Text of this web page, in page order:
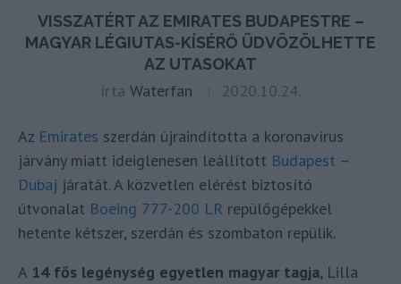
VISSZATÉRT AZ EMIRATES BUDAPESTRE –
MAGYAR LÉGIUTAS-KÍSÉRŐ ÜDVÖZÖLHETTE
AZ UTASOKAT
írta Waterfan 2020.10.24.
Az Emirates szerdán újraindította a koronavírus
járvány miatt ideiglenesen leállított Budapest –
Dubaj járatát. A közvetlen elérést biztosító
útvonalat Boeing 777-200 LR repülőgépekkel
hetente kétszer, szerdán és szombaton repülik.
A 14 fős legénység egyetlen magyar tagja, Lilla